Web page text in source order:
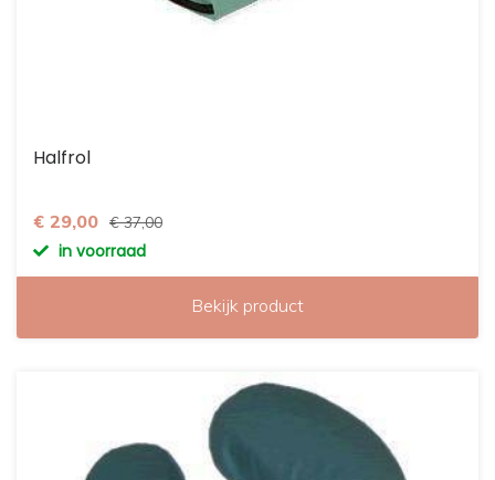
Halfrol
€ 29,00 € 37,00
in voorraad
Bekijk product